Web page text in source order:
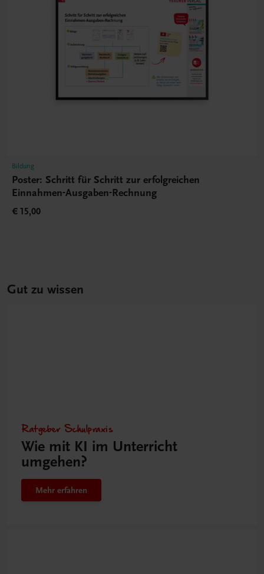
Bildung
Poster: Schritt für Schritt zur erfolgreichen
Einnahmen-Ausgaben-Rechnung
€ 15,00
Gut zu wissen
Ratgeber Schulpraxis
Wie mit KI im Unterricht
umgehen?
Mehr erfahren